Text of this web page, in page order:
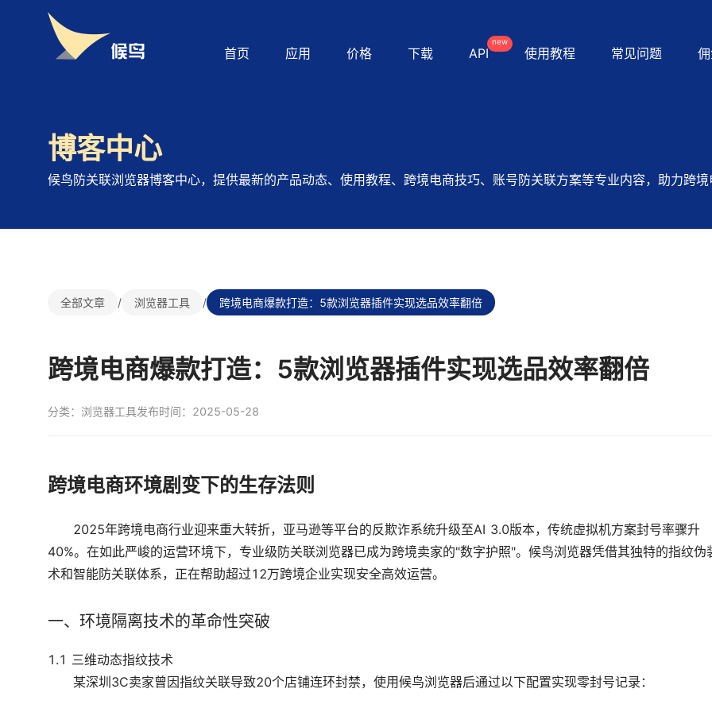
首页 应用 价格 下载 API
new
使用教程 常见问题
博客中心
候鸟防关联浏览器博客中心，提供最新的产品动态、使用教程、跨境电商技巧、账号防关联方案等专业内容，助力跨
全部文章 / 浏览器工具 / 跨境电商爆款打造：5款浏览器插件实现选品效率翻倍
跨境电商爆款打造：5款浏览器插件实现选品效率翻倍
分类： 浏览器工具发布时间：2025-05-28
跨境电商环境剧变下的生存法则
2025年跨境电商行业迎来重大转折，亚马逊等平台的反欺诈系统升级至AI 3.0版本，传统虚拟机方案封号率骤升
40%。在如此严峻的运营环境下，专业级防关联浏览器已成为跨境卖家的"数字护照"。候鸟浏览器凭借其独特的指纹伪
术和智能防关联体系，正在帮助超过12万跨境企业实现安全高效运营。
一、环境隔离技术的革命性突破
1.1 三维动态指纹技术
某深圳3C卖家曾因指纹关联导致20个店铺连环封禁，使用候鸟浏览器后通过以下配置实现零封号记录：